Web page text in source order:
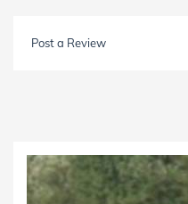
Post a Review